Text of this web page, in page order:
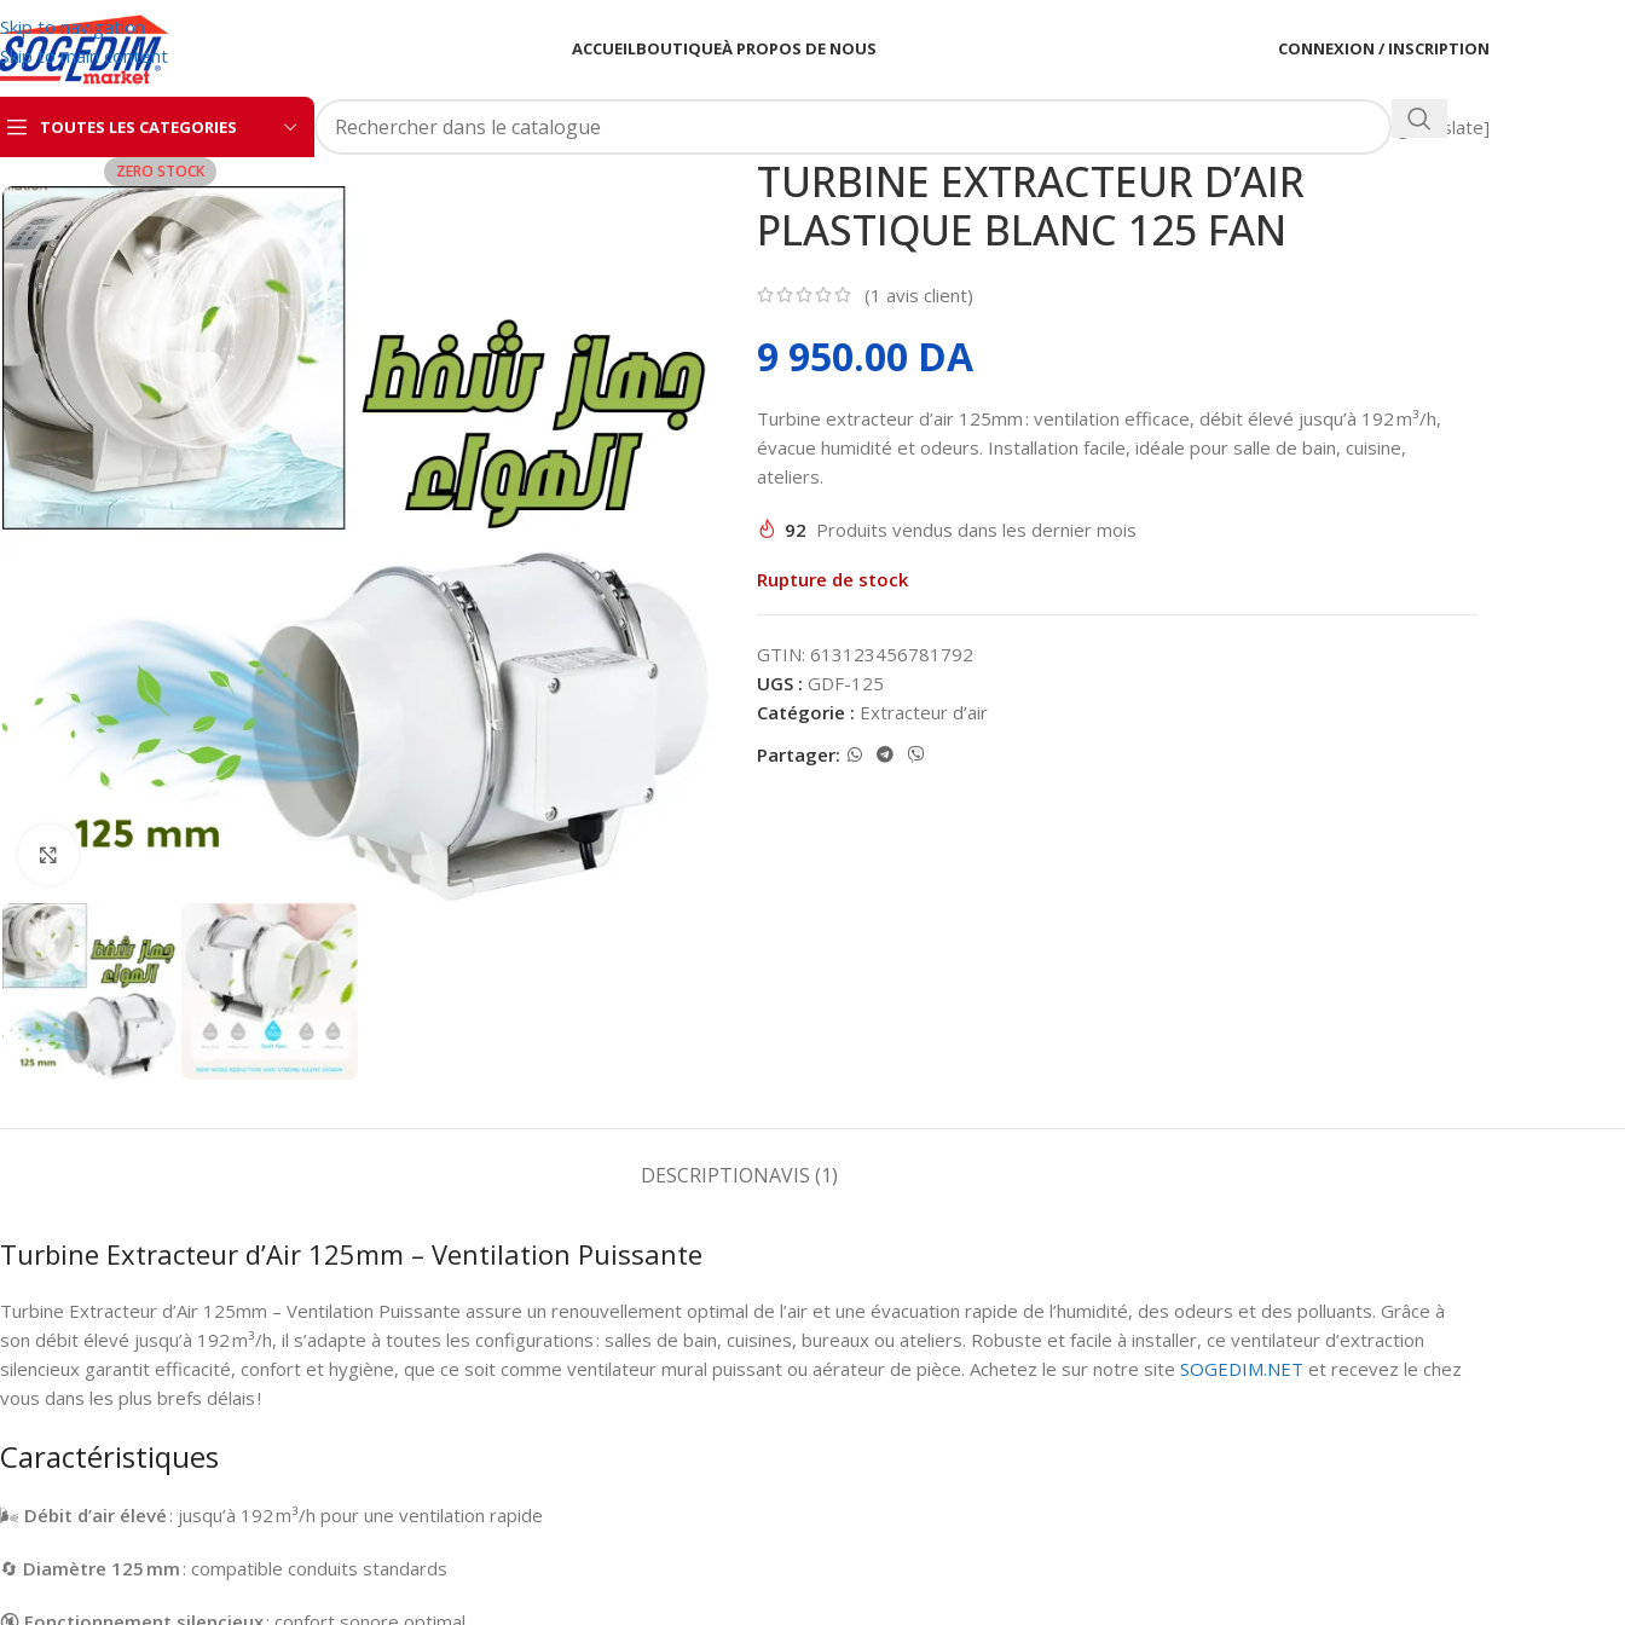
Skip to navigation
Skip to main content
ACCUEILBOUTIQUEÀ PROPOS DE NOUS CONNEXION / INSCRIPTION
TOUTES LES CATEGORIES [gtranslate]
ZERO STOCK
Agrandir
TURBINE EXTRACTEUR D’AIR
PLASTIQUE BLANC 125 FAN
(1 avis client)
9 950.00 DA
Turbine extracteur d’air 125mm : ventilation efficace, débit élevé jusqu’à 192 m³/h,
évacue humidité et odeurs. Installation facile, idéale pour salle de bain, cuisine,
ateliers.
92 Produits vendus dans les dernier mois
Rupture de stock
GTIN: 613123456781792
UGS : GDF-125
Catégorie : Extracteur d’air
Partager:
DESCRIPTIONAVIS (1)
Turbine Extracteur d’Air 125mm – Ventilation Puissante
Turbine Extracteur d’Air 125mm – Ventilation Puissante assure un renouvellement optimal de l’air et une évacuation rapide de l’humidité, des odeurs et des polluants. Grâce à
son débit élevé jusqu’à 192 m³/h, il s’adapte à toutes les configurations : salles de bain, cuisines, bureaux ou ateliers. Robuste et facile à installer, ce ventilateur d’extraction
silencieux garantit efficacité, confort et hygiène, que ce soit comme ventilateur mural puissant ou aérateur de pièce. Achetez le sur notre site SOGEDIM.NET et recevez le chez
vous dans les plus brefs délais !
Caractéristiques
🌬️ Débit d’air élevé : jusqu’à 192 m³/h pour une ventilation rapide
🔄 Diamètre 125 mm : compatible conduits standards